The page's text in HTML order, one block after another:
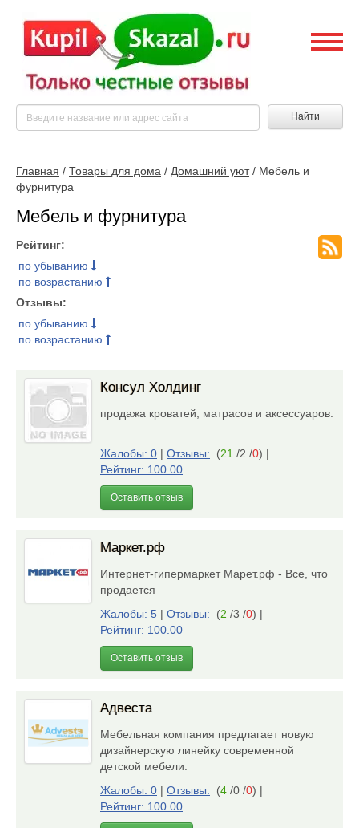
Найти
Главная / Товары для дома / Домашний уют/ Мебель и
фурнитура
Мебель и фурнитура
Рейтинг:
по убыванию
по возрастанию
Отзывы:
по убыванию
по возрастанию
Консул Холдинг
продажа кроватей, матрасов и аксессуаров.
Жалобы: 0 | Отзывы: (21 /2 /0) |
Рейтинг: 100.00
Оставить отзыв
Маркет.рф
Интернет-гипермаркет Марет.рф - Все, что
продается
Жалобы: 5 | Отзывы: (2 /3 /0) |
Рейтинг: 100.00
Оставить отзыв
Адвеста
Мебельная компания предлагает новую
дизайнерскую линейку современной
детской мебели.
Жалобы: 0 | Отзывы: (4 /0 /0) |
Рейтинг: 100.00